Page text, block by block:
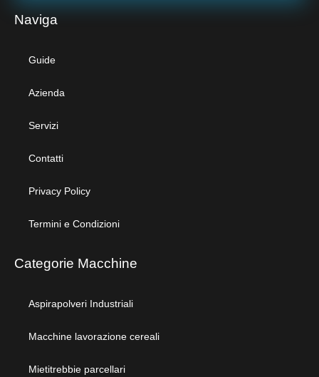
Naviga
Guide
Azienda
Servizi
Contatti
Privacy Policy
Termini e Condizioni
Categorie Macchine
Aspirapolveri Industriali
Macchine lavorazione cereali
Mietitrebbie parcellari